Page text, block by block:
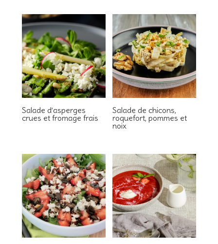
Salade d’asperges
crues et fromage frais
Salade de chicons,
roquefort, pommes et
noix